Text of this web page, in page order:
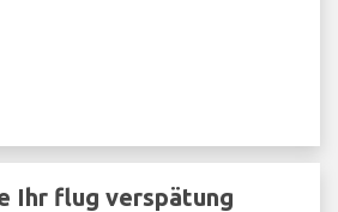
Ihr flug verspätung